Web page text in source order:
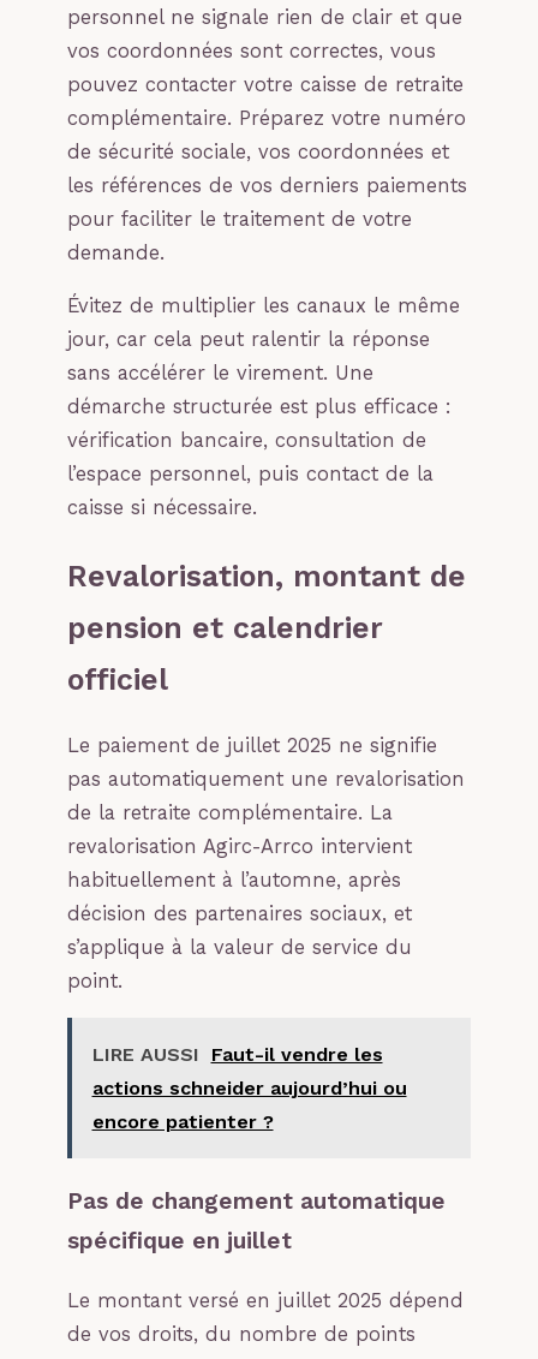
personnel ne signale rien de clair et que
vos coordonnées sont correctes, vous
pouvez contacter votre caisse de retraite
complémentaire. Préparez votre numéro
de sécurité sociale, vos coordonnées et
les références de vos derniers paiements
pour faciliter le traitement de votre
demande.
Évitez de multiplier les canaux le même
jour, car cela peut ralentir la réponse
sans accélérer le virement. Une
démarche structurée est plus efficace :
vérification bancaire, consultation de
l’espace personnel, puis contact de la
caisse si nécessaire.
Revalorisation, montant de
pension et calendrier
officiel
Le paiement de juillet 2025 ne signifie
pas automatiquement une revalorisation
de la retraite complémentaire. La
revalorisation Agirc-Arrco intervient
habituellement à l’automne, après
décision des partenaires sociaux, et
s’applique à la valeur de service du
point.
LIRE AUSSI
Faut-il vendre les
actions schneider aujourd’hui ou
encore patienter ?
Pas de changement automatique
spécifique en juillet
Le montant versé en juillet 2025 dépend
de vos droits, du nombre de points